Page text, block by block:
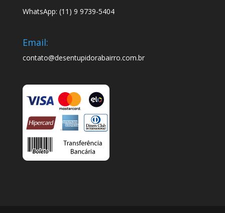
WhatsApp: (11) 9 9739-5404
Email:
contato@desentupidorabairro.com.br